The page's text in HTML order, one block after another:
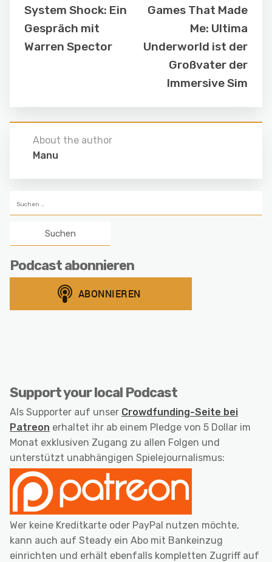
System Shock: Ein
Gespräch mit
Warren Spector
Games That Made
Me: Ultima
Underworld ist der
Großvater der
Immersive Sim
About the author
Manu
nach:
Podcast abonnieren
Support your local Podcast
Als Supporter auf unser Crowdfunding-Seite bei
Patreon erhaltet ihr ab einem Pledge von 5 Dollar im
Monat exklusiven Zugang zu allen Folgen und
unterstützt unabhängigen Spielejournalismus:
Wer keine Kreditkarte oder PayPal nutzen möchte,
kann auch auf Steady ein Abo mit Bankeinzug
einrichten und erhält ebenfalls kompletten Zugriff auf